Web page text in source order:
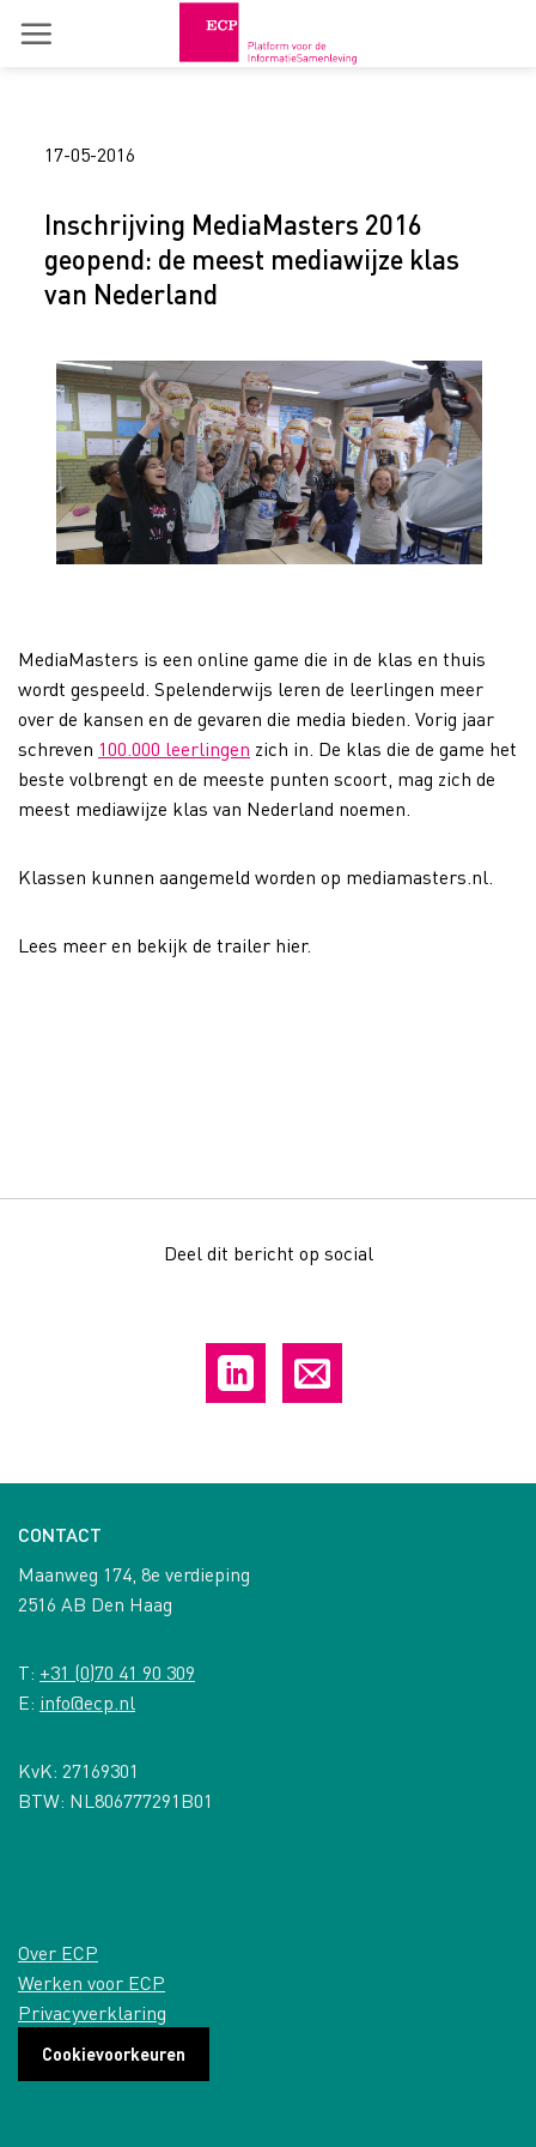
17-05-2016
Inschrijving MediaMasters 2016
geopend: de meest mediawijze klas
van Nederland
MediaMasters is een online game die in de klas en thuis
wordt gespeeld. Spelenderwijs leren de leerlingen meer
over de kansen en de gevaren die media bieden. Vorig jaar
schreven 100.000 leerlingen zich in. De klas die de game het
beste volbrengt en de meeste punten scoort, mag zich de
meest mediawijze klas van Nederland noemen.
Klassen kunnen aangemeld worden op mediamasters.nl.
Lees meer en bekijk de trailer hier.
Deel dit bericht op social
CONTACT
Maanweg 174, 8e verdieping
2516 AB Den Haag
T: +31 (0)70 41 90 309
E: info@ecp.nl
KvK: 27169301
BTW: NL806777291B01
Over ECP
Werken voor ECP
Privacyverklaring
Cookievoorkeuren